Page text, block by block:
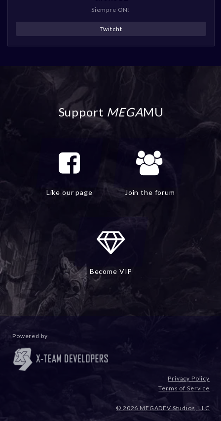
Siempre ON!
Twitcht
Support MEGAMU
Like our page Join the forum
Become VIP
Powered by
Privacy Policy
Terms of Service
© 2026 MEGADEV Studios, LLC